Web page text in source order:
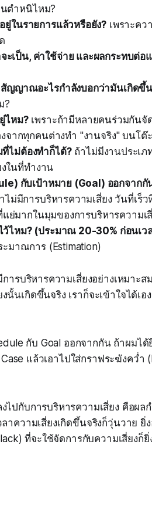
ตำหนิไหม?
ยู่ในรายการแล้วหรือยัง? เพราะคว
เป็น, ค่าใช้จ่าย และผลกระทบต่อ
สัญญาณอะไรกำลังบอกว่ามันเกิดขึ้
?
ไหม?เพราะถ้ามีหลายคนร่วมกันจั
จากทุกคนต่างทำ "งานจริง" บนโต๊
ไม่ต้องทำก็ได้?ถ้าไม่มีงานประเภ
ในที่ทำงาน
กับเป้าหมาย (Goal) ออกจากกั
ม่มีการบริหารความเสี่ยง วันที่เร็
ย่มากในมุมของการบริหารความเ
ไหม? (ประมาณ 20-30% ก่อนเว
มาณการ (Estimation)
ารบริหารความเสี่ยงอย่างเหมาะ
นเกิดขึ้นจริง เราก็จะเข้าใจได้เอ
กับ Goal ออกจากกัน ถ้าผมไ
แล้วเอาไปใส่กราฟระฆังคว่ำ
ไปกับการบริหารความเสี่ยง คือผล
ความเสี่ยงเกิดขึ้นจริงก็วุ่นวาย ยิ่
ที่จะใช้จัดการกับความเสี่ยงก็ยิ่